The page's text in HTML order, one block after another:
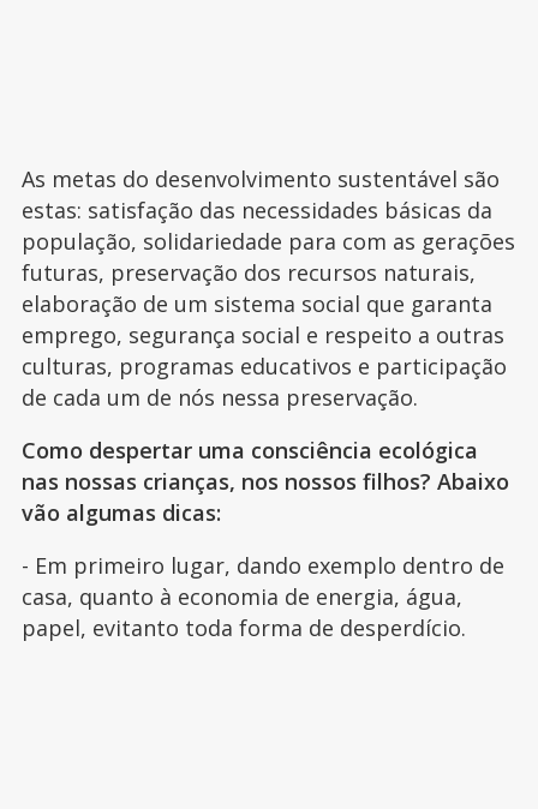
As metas do desenvolvimento sustentável são
estas: satisfação das necessidades básicas da
população, solidariedade para com as gerações
futuras, preservação dos recursos naturais,
elaboração de um sistema social que garanta
emprego, segurança social e respeito a outras
culturas, programas educativos e participação
de cada um de nós nessa preservação.
Como despertar uma consciência ecológica
nas nossas crianças, nos nossos filhos? Abaixo
vão algumas dicas:
- Em primeiro lugar, dando exemplo dentro de
casa, quanto à economia de energia, água,
papel, evitanto toda forma de desperdício.